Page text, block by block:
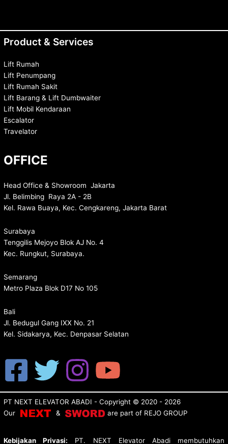
Product & Services
Lift Rumah
Lift Penumpang
Lift Rumah Sakit
Lift Barang & Lift Dumbwaiter
Lift Mobil Kendaraan
Escalator
Travelator
OFFICE
Head Office & Showroom Jakarta
Jl. Belimbing Raya 2A - 2B
Kel. Rawa Buaya, Kec. Cengkareng, Jakarta Barat
Surabaya
Tenggilis Mejoyo Blok AJ No. 4
Kec. Rungkut, Surabaya.
Semarang
Metro Plaza Blok D17 No 105
Bali
Jl. Bedugul Gang IXX No. 21
Kel. Sidakarya, Kec. Denpasar Selatan
PT NEXT ELEVATOR ABADI - Copyright © 2020 - 2026
Our
& are part of REJO GROUP
Kebijakan Privasi: PT. NEXT Elevator Abadi membutuhkan